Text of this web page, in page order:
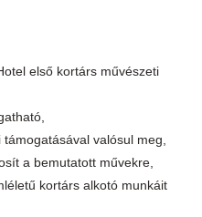
első kortárs művészeti
valósul meg,
a bemutatott művekre,
kortárs alkotó munkáit